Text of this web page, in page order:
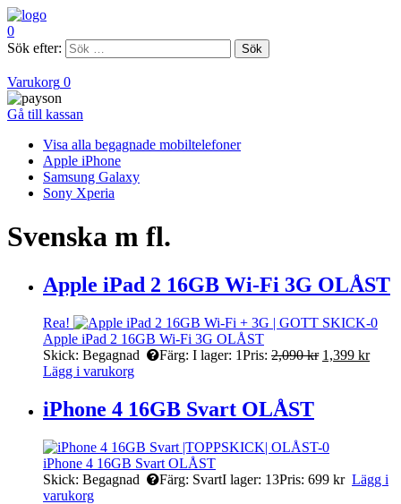
0
Sök efter:
Varukorg 0
Gå till kassan
Visa alla begagnade mobiltelefoner
Apple iPhone
Samsung Galaxy
Sony Xperia
Svenska m fl.
Apple iPad 2 16GB Wi-Fi 3G OLÅST
Rea!
Apple iPad 2 16GB Wi-Fi 3G OLÅST
Skick: Begagnad Färg: I lager: 1Pris: 2,090kr 1,399 kr
Lägg i varukorg
iPhone 4 16GB Svart OLÅST
iPhone 4 16GB Svart OLÅST
Skick: Begagnad Färg: SvartI lager: 13Pris: 699 kr Lägg i
varukorg